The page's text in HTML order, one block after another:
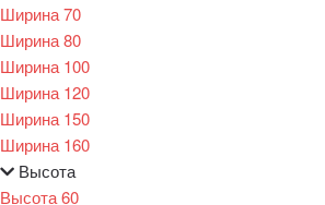
Ширина 70
Ширина 80
Ширина 100
Ширина 120
Ширина 150
Ширина 160
Высота
Высота 60